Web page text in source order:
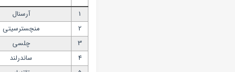
1 آرسنال
2
منچسترسیتی
3
چلسی
4
ساندرلند